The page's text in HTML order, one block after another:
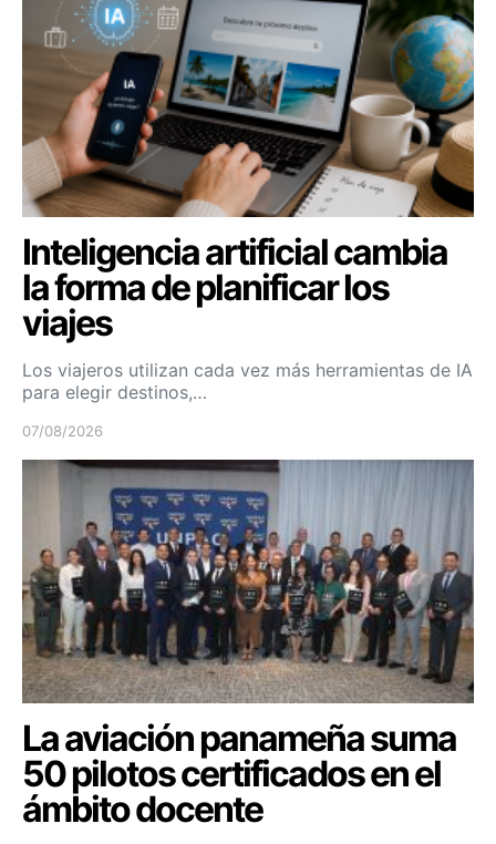
Inteligencia artificial cambia
la forma de planificar los
viajes
Los viajeros utilizan cada vez más herramientas de IA
para elegir destinos,…
07/08/2026
La aviación panameña suma
50 pilotos certificados en el
ámbito docente